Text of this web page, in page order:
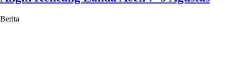
Berita